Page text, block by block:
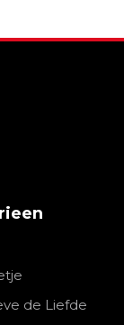
de Liefde